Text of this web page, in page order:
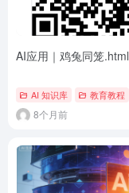
AI应用｜鸡兔同笼.html
AI 知识库 教育教程
8个月前